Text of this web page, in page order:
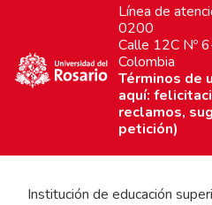
Línea de
0200
Calle 12C Nº
Colombia
Términos de
aquí:
reclamos,
petición)
Institución de educación